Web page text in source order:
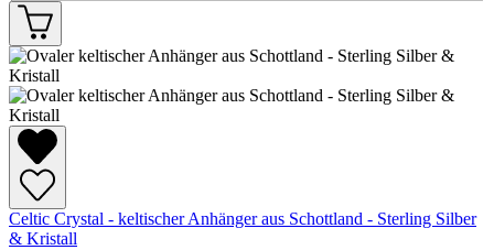
Celtic Crystal - keltischer Anhänger aus Schottland - Sterling Silber
& Kristall